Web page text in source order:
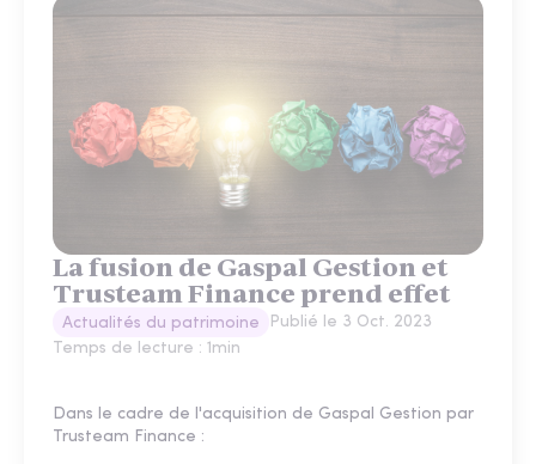
La fusion de Gaspal Gestion et
Trusteam Finance prend effet
Actualités du patrimoine Publié le 3 Oct. 2023
Temps de lecture : 1min
Dans le cadre de l'acquisition de Gaspal Gestion par
Trusteam Finance :